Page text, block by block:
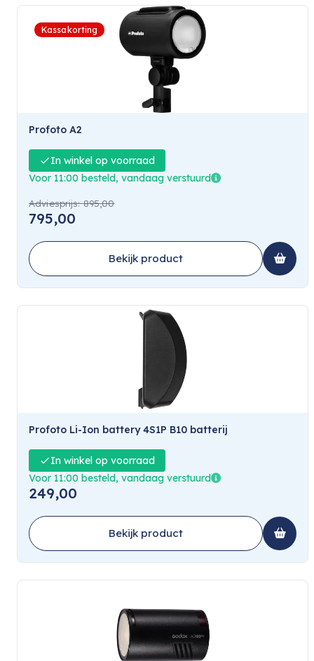
Kassakorting
Profoto A2
In winkel op voorraad
Voor 11:00 besteld, vandaag verstuurd
Adviesprijs: 895,00
795,00
Bekijk product
Profoto Li-Ion battery 4S1P B10 batterij
In winkel op voorraad
Voor 11:00 besteld, vandaag verstuurd
249,00
Bekijk product